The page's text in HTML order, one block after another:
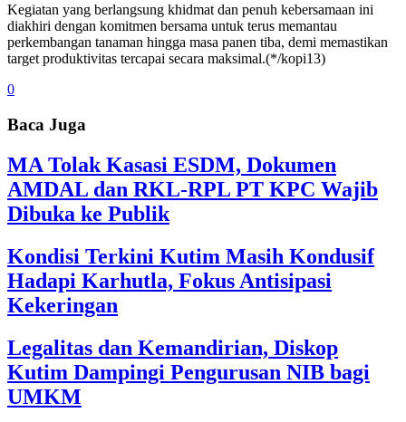
Kegiatan yang berlangsung khidmat dan penuh kebersamaan ini
diakhiri dengan komitmen bersama untuk terus memantau
perkembangan tanaman hingga masa panen tiba, demi memastikan
target produktivitas tercapai secara maksimal.(*/kopi13)
0
Baca Juga
MA Tolak Kasasi ESDM, Dokumen
AMDAL dan RKL-RPL PT KPC Wajib
Dibuka ke Publik
Kondisi Terkini Kutim Masih Kondusif
Hadapi Karhutla, Fokus Antisipasi
Kekeringan
Legalitas dan Kemandirian, Diskop
Kutim Dampingi Pengurusan NIB bagi
UMKM